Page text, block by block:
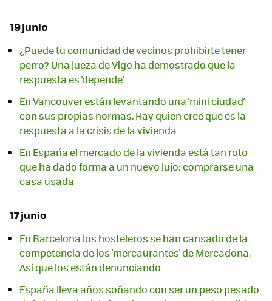
19 junio
¿Puede tu comunidad de vecinos prohibirte tener
perro? Una jueza de Vigo ha demostrado que la
respuesta es 'depende'
En Vancouver están levantando una 'mini ciudad'
con sus propias normas. Hay quien cree que es la
respuesta a la crisis de la vivienda
En España el mercado de la vivienda está tan roto
que ha dado forma a un nuevo lujo: comprarse una
casa usada
17 junio
En Barcelona los hosteleros se han cansado de la
competencia de los 'mercaurantes' de Mercadona.
Así que los están denunciando
España lleva años soñando con ser un peso pesado